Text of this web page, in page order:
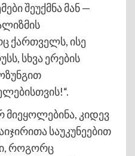
შეუქმნა მან —
ქართველს, ისე
სხვა ერების
მიეყოლებინა, კიდევ
საუკუნეებით
როგორც